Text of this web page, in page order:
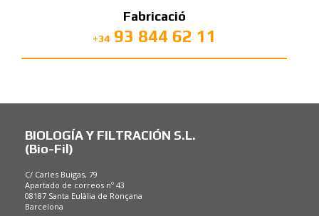
Fabricació
+3493 844 62 11
BIOLOGÍA Y FILTRACIÓN S.L.
(Bio-Fil)
C/ Carles Buigas, 79
Apartado de correos nº 43
08187 Santa Eulàlia de Ronçana
Barcelona